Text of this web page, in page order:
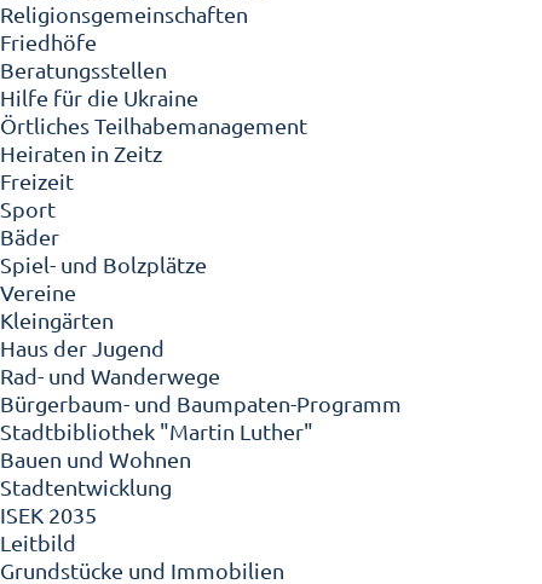
Religionsgemeinschaften
Friedhöfe
Beratungsstellen
Hilfe für die Ukraine
Örtliches Teilhabemanagement
Heiraten in Zeitz
Freizeit
Sport
Bäder
Spiel- und Bolzplätze
Vereine
Kleingärten
Haus der Jugend
Rad- und Wanderwege
Bürgerbaum- und Baumpaten-Programm
Stadtbibliothek "Martin Luther"
Bauen und Wohnen
Stadtentwicklung
ISEK 2035
Leitbild
Grundstücke und Immobilien